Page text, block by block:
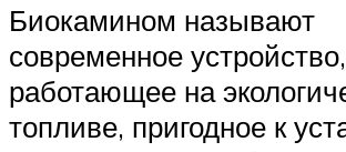
Биокамином называют
современное устройство,
работающее на
топливе, пригодное к